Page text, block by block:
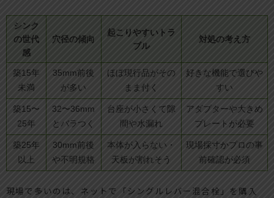
シンク
の世代
感
穴径の傾向
起こりやすいトラ
ブル
対処の考え方
築15年
未満
35mm前後
が多い
ほぼ現行品がその
まま付く
好きな機能で選びや
すい
築15〜
25年
32〜36mm
とバラつく
台座が小さくて隙
間や水漏れ
アダプターや大きめ
プレートが必要
築25年
以上
30mm前後
や不明規格
本体が入らない・
天板が割れそう
現場採寸かプロの事
前確認が必須
現場で多いのは、ネットで「シングルレバー混合栓」を購入